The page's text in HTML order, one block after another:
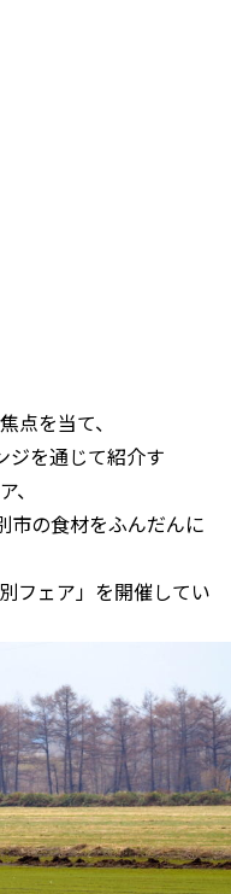
点を当て、
ジを通じて紹介す
、
市の食材をふんだんに
フェア」を開催してい